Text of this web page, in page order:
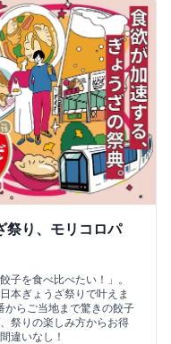
祭り、モリコロパ
子を食べ比べたい！」。
本ぎょうざ祭りで叶えま
らご当地まで驚きの餃子
祭りの楽しみ方からお得
違いなし！